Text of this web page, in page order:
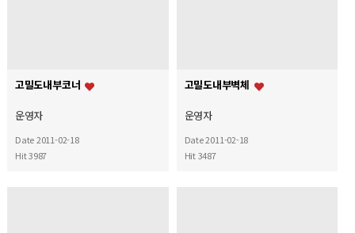
고밀도내부코너
운영자
Date 2011-02-18
Hit 3987
고밀도내부벽체
운영자
Date 2011-02-18
Hit 3487